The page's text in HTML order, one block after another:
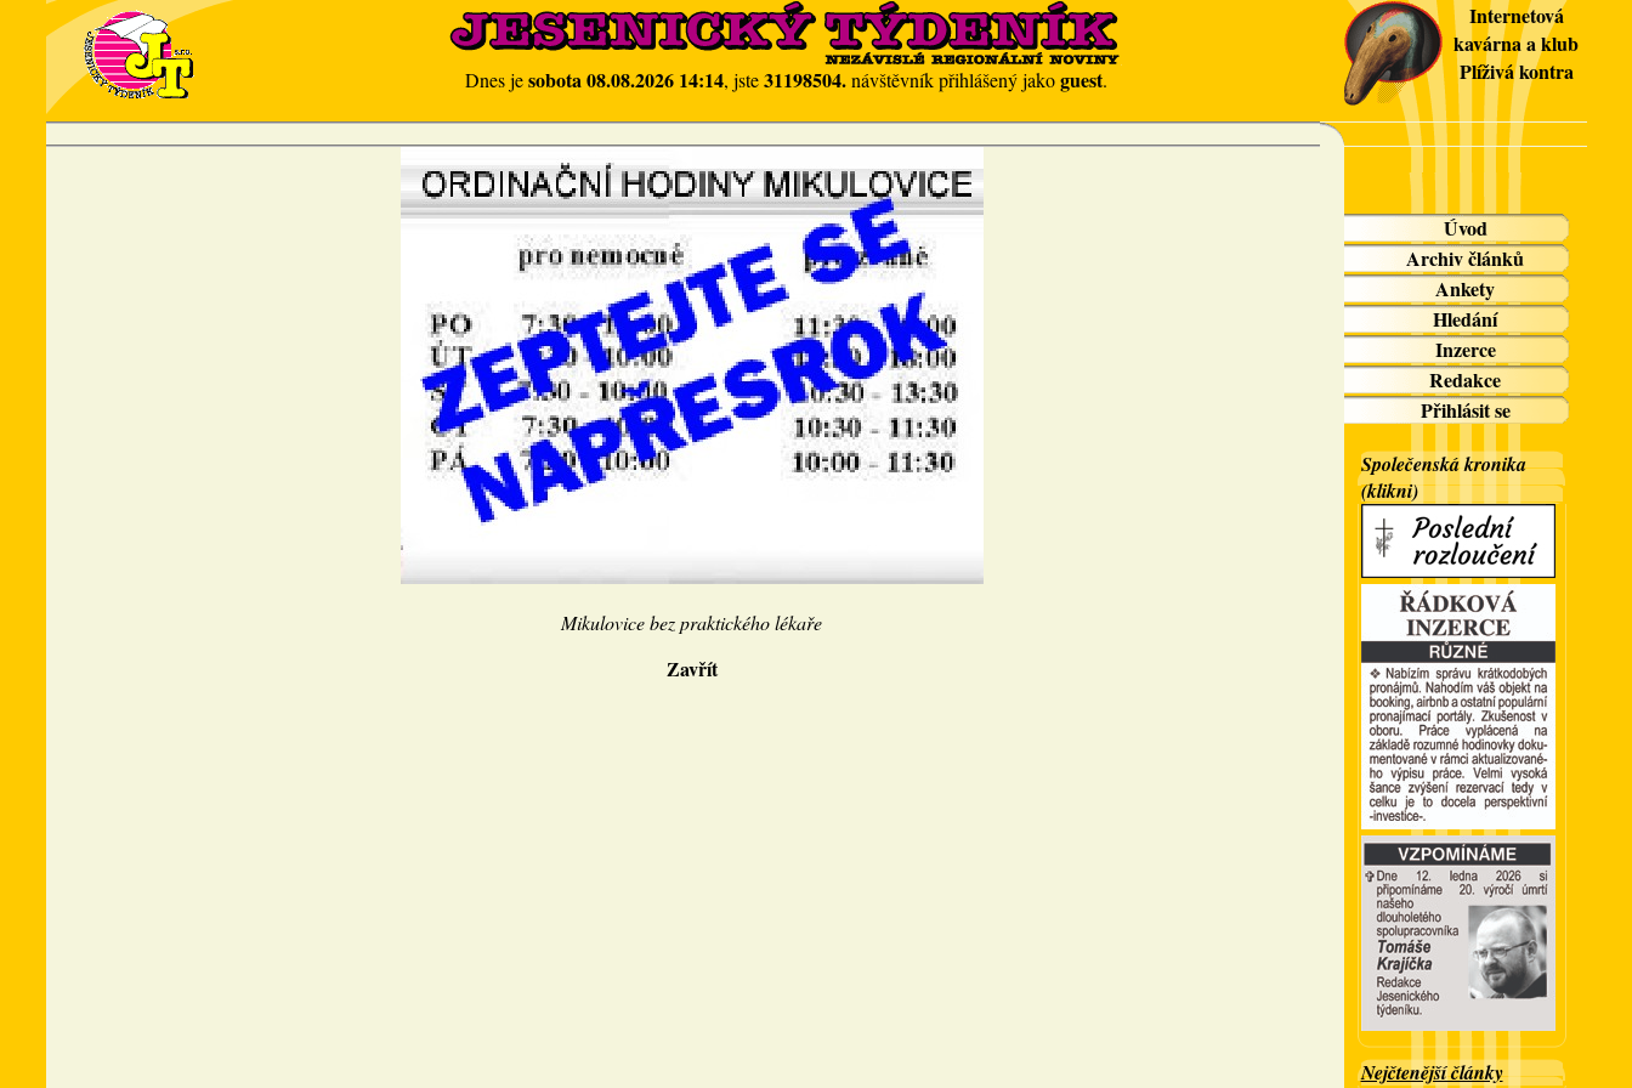
Dnes jesobota 08.08.2026 14:14, jste31198504.návštěvník přihlášený jakoguest.
Internetová
kavárna a klub
Plíživá kontra
Mikulovice bez praktického lékaře
Zavřít
Úvod
Archiv článků
Ankety
Hledání
Inzerce
Redakce
Přihlásit se
Společenská kronika
(klikni)
Nejčtenější články